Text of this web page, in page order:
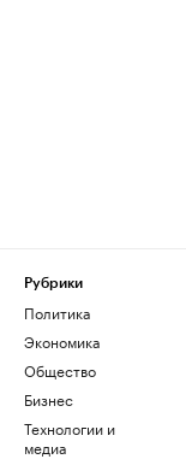
Рубрики
Политика
Экономика
Общество
Бизнес
Технологии и
медиа